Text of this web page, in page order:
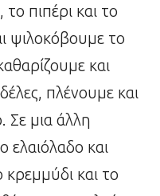
πιπέρι και το
ψιλοκόβουμε το
και
πλένουμε και
Σε μια άλλη
ελαιόλαδο και
και το